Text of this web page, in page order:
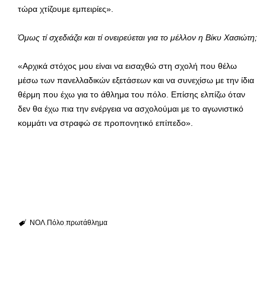
τώρα χτίζουμε εμπειρίες».
Όμως τί σχεδιάζει και τί ονειρεύεται για το μέλλον η Βίκυ Χασιώτη;
«Αρχικά στόχος μου είναι να εισαχθώ στη σχολή που θέλω
μέσω των πανελλαδικών εξετάσεων και να συνεχίσω με την ίδια
θέρμη που έχω για το άθλημα του πόλο. Επίσης ελπίζω όταν
δεν θα έχω πια την ενέργεια να ασχολούμαι με το αγωνιστικό
κομμάτι να στραφώ σε προπονητικό επίπεδο».
ΝΟΛ Πόλο πρωτάθλημα